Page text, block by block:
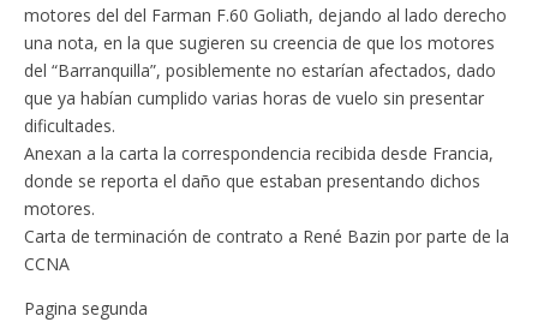
motores del del Farman F.60 Goliath, dejando al lado derecho
una nota, en la que sugieren su creencia de que los motores
del “Barranquilla”, posiblemente no estarían afectados, dado
que ya habían cumplido varias horas de vuelo sin presentar
dificultades.
Anexan a la carta la correspondencia recibida desde Francia,
donde se reporta el daño que estaban presentando dichos
motores.
Carta de terminación de contrato a René Bazin por parte de la
CCNA
Pagina segunda